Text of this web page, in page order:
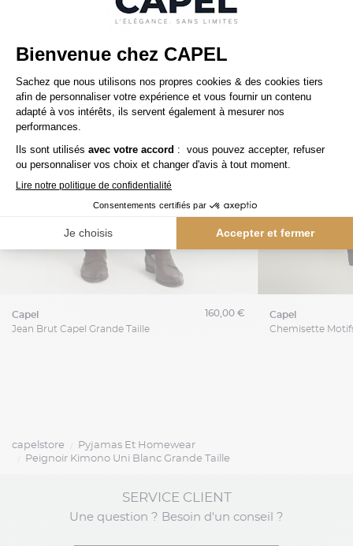
capel
Jean Brut Capel Grande Taille
160,00 € capel
capelstore
Pyjamas Et Homewear
Peignoir Kimono Uni Blanc Grande Taille
SERVICE CLIENT
Une question ? Besoin d'un conseil ?